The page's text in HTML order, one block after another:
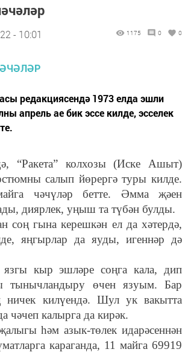
- 10:01 1175 0 0
редакциясендә 1973 елда эшли
апрель ае бик эссе килде, эсселек
“Ракета” колхозы (Иске Ашыт)
салып йөрергә туры килде.
чәчүләр бетте. Әмма җәен
диярлек, уңыш та түбән булды.
соң гына керешкән ел да хәтердә,
яңгырлар да яуды, игеннәр дә
кыр эшләре соңга кала, дип
тынычландыру өчен язуым. Бар
ничек килүендә. Шул ук вакытта
чәчеп калырга да кирәк.
һәм азык-төлек идарәсеннән
караганда, 11 майга 69919